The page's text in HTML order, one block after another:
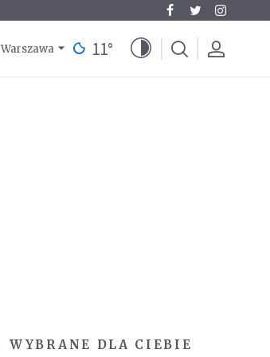
Warszawa 11°
WYBRANE DLA CIEBIE